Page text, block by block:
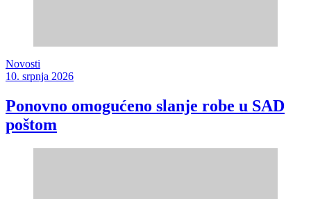
Novosti
10. srpnja 2026
Ponovno omogućeno slanje robe u SAD
poštom